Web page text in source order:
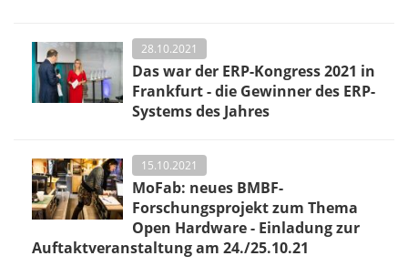
28.10.2021
Das war der ERP-Kongress 2021 in
Frankfurt - die Gewinner des ERP-
Systems des Jahres
15.10.2021
MoFab: neues BMBF-
Forschungsprojekt zum Thema
Open Hardware - Einladung zur
Auftaktveranstaltung am 24./25.10.21